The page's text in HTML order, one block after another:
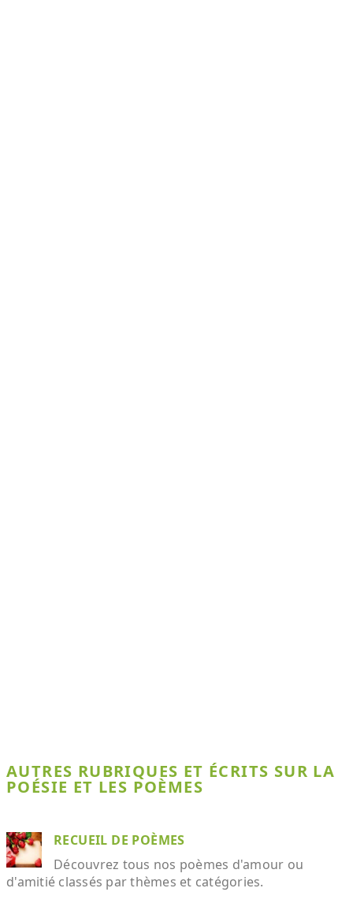
AUTRES RUBRIQUES ET ÉCRITS SUR LA
POÉSIE ET LES POÈMES
RECUEIL DE POÈMES
Découvrez tous nos poèmes d'amour ou
d'amitié classés par thèmes et catégories.